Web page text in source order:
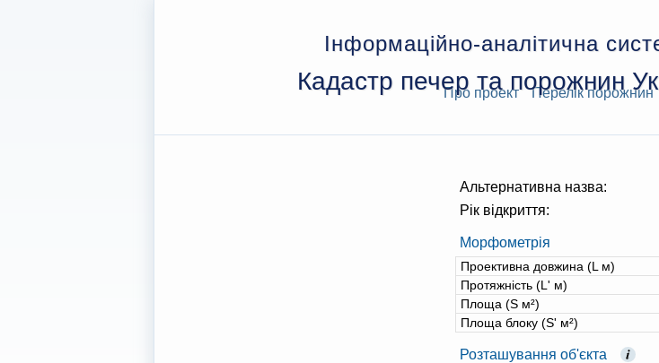
Інформаційно-аналітична
Кадастр печер та порожнин
Про проект Перелік порожнин
Альтернативна назва:
Рік відкриття:
Морфометрія
Проективна довжина (L м)
Протяжність (L' м)
Площа (S м²)
Площа блоку (S' м²)
Розташування об'єкта